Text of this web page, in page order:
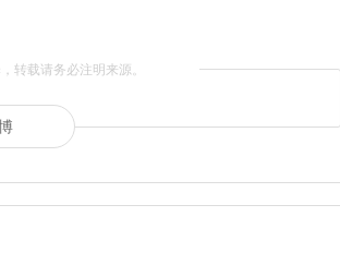
转载请务必注明来源。